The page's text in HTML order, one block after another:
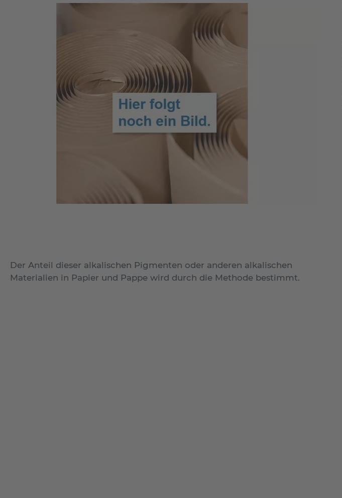
Der Anteil dieser alkalischen Pigmenten oder anderen alkalischen
Materialien in Papier und Pappe wird durch die Methode bestimmt.